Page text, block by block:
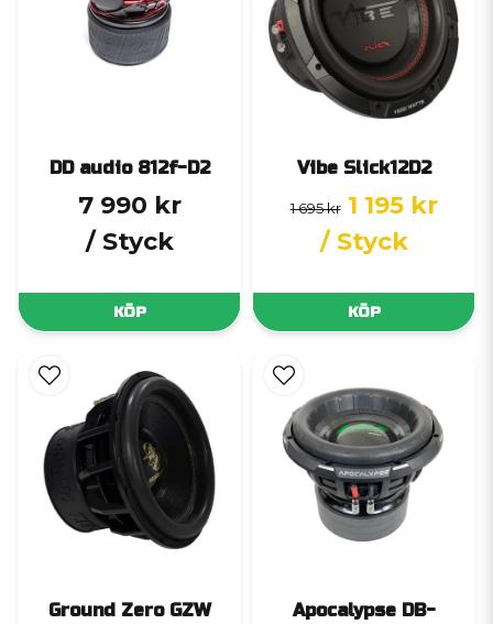
DD audio 812f-D2
7 990 kr
/ Styck
KÖP
Vibe Slick12D2
1 695 kr 1 195 kr
/ Styck
KÖP
Ground Zero GZW
Apocalypse DB-